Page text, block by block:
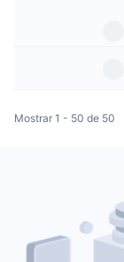
Mostrar 1 - 50 de 50